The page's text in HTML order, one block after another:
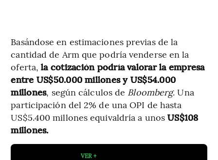
Basándose en estimaciones previas de la
cantidad de Arm que podría venderse en la
oferta,la cotización podría valorar la empresa
entre US$50.000 millones y US$54.000
millones, según cálculos de Bloomberg. Una
participación del 2% de una OPI de hasta
US$5.400 millones equivaldría a unos US$108
millones.
VER +